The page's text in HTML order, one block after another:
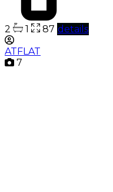
2 1 87 details
ATFLAT
7